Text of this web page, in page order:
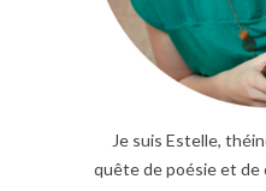
Je suis Estelle,
quête de poésie et de